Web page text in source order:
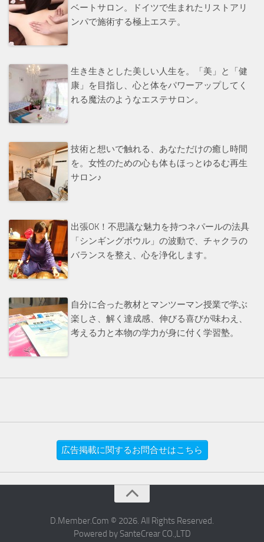
ベートサロン。ドイツで生まれたリストアリ
ンパで施術する極上エステ。
生き生きとした美しい人生を。「美」と「健
康」を目指し、心と体をパワーアップしてく
れる魔法のようなエステサロン。
技術と想いで触れる、あなただけの癒し時間
を。女性のための心も体もほっとゆるむ再生
サロン♪
出張OK！不思議な魅力を持つネパールの法具
「シンギングボウル」の波動で、チャクラの
バランスを整え、心を浄化します。
自分に合った教材とマンツーマン授業で学ぶ
楽しさ、解く達成感、伸びる喜びが味わえ、
考える力と本物の学力が身に付く学習塾。
広告掲載に関するお問合せはこちら
D.Member.Com © 2026. All Rights Reserved.
Powered by SanteCrear CO.,LTD